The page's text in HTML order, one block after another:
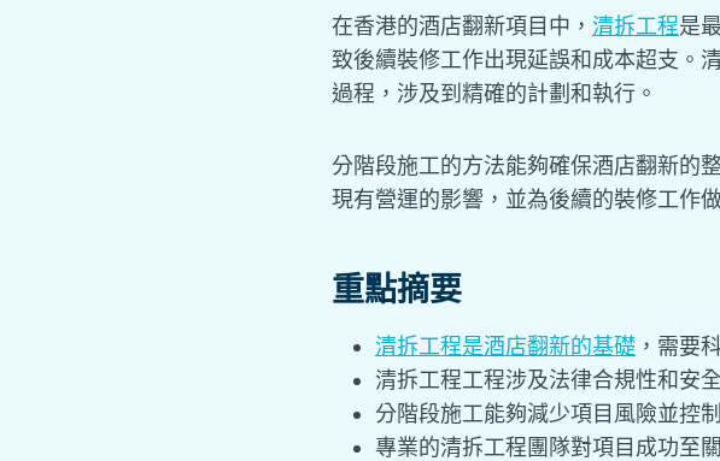
在香港的酒店翻新項目中， 清拆工程是
致後續裝修工作出現延誤和成本超支。
過程，涉及到精確的計劃和執行。
分階段施工的方法能夠確保酒店翻新的
現有營運的影響，並為後續的裝修工作
重點摘要
清拆工程是酒店翻新的基礎 ，需要
清拆工程工程涉及法律合規性和安
分階段施工能夠減少項目風險並控
專業的清拆工程團隊對項目成功至